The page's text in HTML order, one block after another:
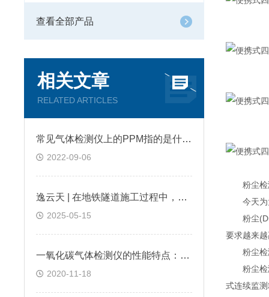
查看全部产品
相关文章
RELATED ARTICLES
常见气体检测仪上的PPM指的是什么?
2022-09-06
逸云天 | 在地铁隧道施工过程中，便携式气体检测仪是如何预警缺氧环境的？
2025-05-15
一氧化碳气体检测仪的性能特点：逸云天分享
2020-11-18
粉尘检
今天为大
粉尘
要求越来
粉尘检
粉尘检测
式连续监